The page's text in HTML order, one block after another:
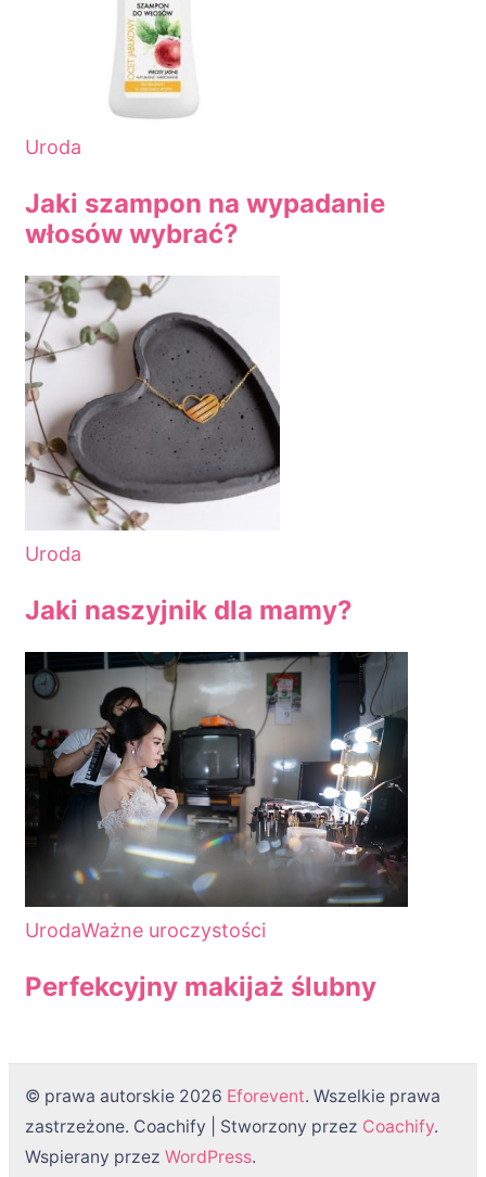
Uroda
Jaki szampon na wypadanie
włosów wybrać?
Uroda
Jaki naszyjnik dla mamy?
UrodaWażne uroczystości
Perfekcyjny makijaż ślubny
© prawa autorskie 2026 Eforevent. Wszelkie prawa
zastrzeżone. Coachify | Stworzony przez Coachify.
Wspierany przez WordPress.